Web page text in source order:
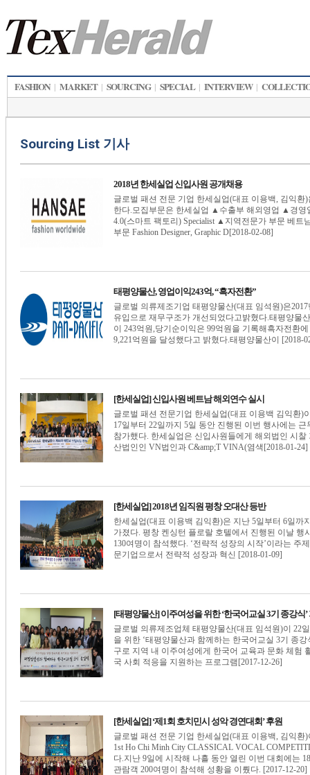
FASHION | MARKET | SOURCING | SPECIAL | INTERVIEW |
Sourcing List 기사
2018년 한세실업 신입사원 공개채용
글로벌 패션 전문 기업 한세실업(대표 이용백, 김익환
한다.모집부문은 한세실업 ▲수출부 해외영업 ▲경영
4.0(스마트 팩토리) Specialist ▲지역전문가 부문 베
부문 Fashion Designer, Graphic D[2018-02-08]
태평양물산, 영업이익243억, “흑자전환”
글로벌 의류제조기업 태평양물산(대표 임석원)은
유입으로 재무구조가 개선되었다고밝혔다.태평양물
이 243억원,당기순이익은 99억원을 기록해흑자전환
9,221억원을 달성했다고 밝혔다.태평양물산이 [2018-
[한세실업] 신입사원 베트남 해외연수 실시
글로벌 패션 전문기업 한세실업(대표 이용백 김익환)
17일부터 22일까지 5일 동안 진행된 이번 행사에는
참가했다. 한세실업은 신입사원들에게 해외법인 시
산법인인 VN법인과 C&amp;T VINA(염색[2018-01-24]
[한세실업] 2018년 임직원 평창 오대산 등반
한세실업(대표 이용백 김익환)은 지난 5일부터 6일
가졌다. 평창 켄싱턴 플로랄 호텔에서 진행된 이날
130여명이 참석했다. ‘전략적 성장의 시작’이라는
문기업으로서 전략적 성장과 혁신 [2018-01-09]
[태평양물산] 이주여성을 위한 ‘한국어교실 3기 종강식’
글로벌 의류제조업체 태평양물산(대표 임석원)이 22
을 위한 ‘태평양물산과 함께하는 한국어교실 3기 종
구로 지역 내 이주여성에게 한국어 교육과 문화 체험
국 사회 적응을 지원하는 프로그램[2017-12-26]
[한세실업] ‘제1회 호치민시 성악 경연대회’ 후원
글로벌 패션 전문 기업 한세실업(대표 이용백, 김익환
1st Ho Chi Minh City CLASSICAL VOCAL
다.지난 9일에 시작해 나흘 동안 열린 이번 대회에는
관람객 200여명이 참석해 성황을 이뤘다. [2017-12-20]